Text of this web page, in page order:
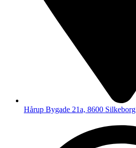
Hårup Bygade 21a, 8600 Silkeborg